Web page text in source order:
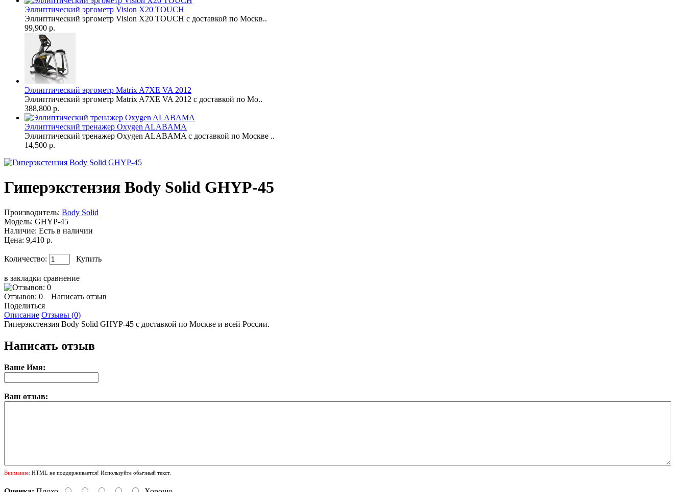
Эллиптический эргометр Vision X20 TOUCH
Эллиптический эргометр Vision X20 TOUCH с доставкой по Москв..
99,900 р.
Эллиптический эргометр Matrix A7XE VA 2012
Эллиптический эргометр Matrix A7XE VA 2012 с доставкой по Мо..
388,800 р.
Эллиптический тренажер Oxygen ALABAMA
Эллиптический тренажер Oxygen ALABAMA с доставкой по Москве ..
14,500 р.
Гиперэкстензия Body Solid GHYP-45
Производитель: Body Solid
Модель: GHYP-45
Наличие: Есть в наличии
Цена: 9,410 р.
Количество: Купить
в закладки сравнение
Отзывов: 0
Написать отзыв
Поделиться
Описание Отзывы (0)
Гиперэкстензия Body Solid GHYP-45 с доставкой по Москве и всей России.
Написать отзыв
Ваше Имя:
Ваш отзыв:
Внимание: HTML не поддерживается! Используйте обычный текст.